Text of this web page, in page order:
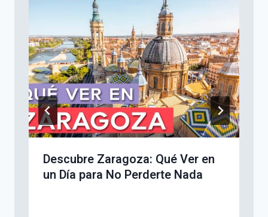
Descubre Zaragoza: Qué Ver en
un Día para No Perderte Nada